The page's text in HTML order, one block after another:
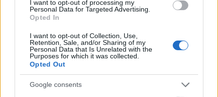
I want to opt-out of processing my
Personal Data for Targeted Advertising.
Opted In
I want to opt-out of Collection, Use,
Retention, Sale, and/or Sharing of my
Personal Data that Is Unrelated with the
Purposes for which it was collected.
Opted Out
Google consents
nincs szükségük a szexre